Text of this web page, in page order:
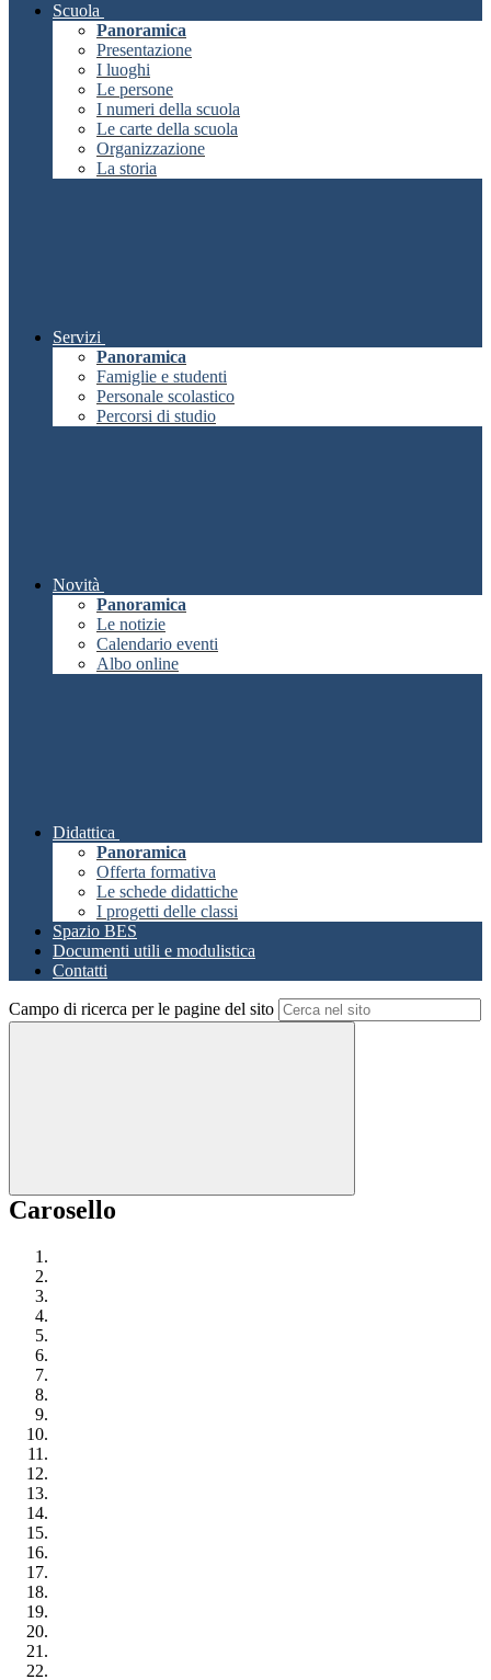
Scuola
Panoramica
Presentazione
I luoghi
Le persone
I numeri della scuola
Le carte della scuola
Organizzazione
La storia
Servizi
Panoramica
Famiglie e studenti
Personale scolastico
Percorsi di studio
Novità
Panoramica
Le notizie
Calendario eventi
Albo online
Didattica
Panoramica
Offerta formativa
Le schede didattiche
I progetti delle classi
Spazio BES
Documenti utili e modulistica
Contatti
Campo di ricerca per le pagine del sito
Carosello